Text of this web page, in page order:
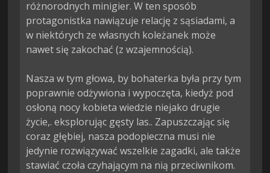
różnorodnych minigier. W ten sposób
protagonistka nawiązuje relację z sąsiadami, a
w niektórych ze własnych koleżanek może
nawet się zakochać (z wzajemnością).
Nasza w tym głowa, by bohaterka była przy tym
poprawnie odżywiona i wypoczęta, kiedyż pod
osłoną nocy kobieta wiedzie niejako drugie
życie,. eksplorując gęsty las.. Zapuszczając się
coraz głębiej, nasza podopieczna musi nie
jedynie rozwiązywać wszelkie zagadki, ale także
stawiać czoła czyhającym na nią przeciwnikom.